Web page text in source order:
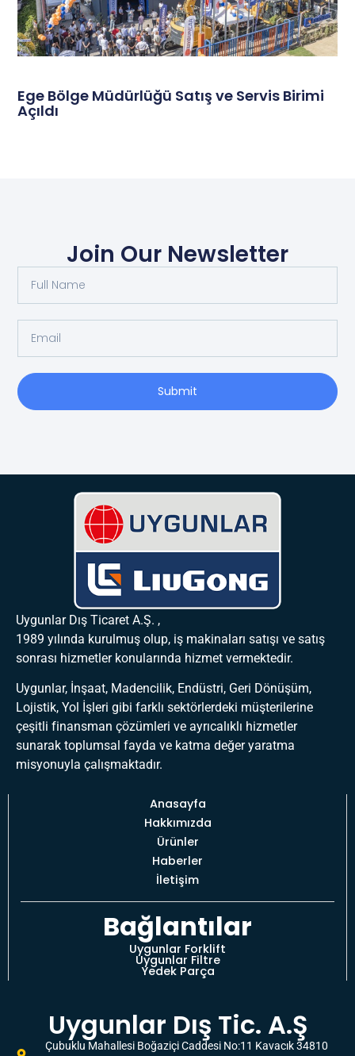
Ege Bölge Müdürlüğü Satış ve Servis Birimi
Açıldı
Join Our Newsletter
Submit
Uygunlar Dış Ticaret A.Ş. ,
1989 yılında kurulmuş olup, iş makinaları satışı ve satış
sonrası hizmetler konularında hizmet vermektedir.
Uygunlar, İnşaat, Madencilik, Endüstri, Geri Dönüşüm,
Lojistik, Yol İşleri gibi farklı sektörlerdeki müşterilerine
çeşitli finansman çözümleri ve ayrıcalıklı hizmetler
sunarak toplumsal fayda ve katma değer yaratma
misyonuyla çalışmaktadır.
Anasayfa
Hakkımızda
Ürünler
Haberler
İletişim
Bağlantılar
Uygunlar Forklift
Uygunlar Filtre
Yedek Parça
Uygunlar Dış Tic. A.Ş
Çubuklu Mahallesi Boğaziçi Caddesi No:11 Kavacık 34810